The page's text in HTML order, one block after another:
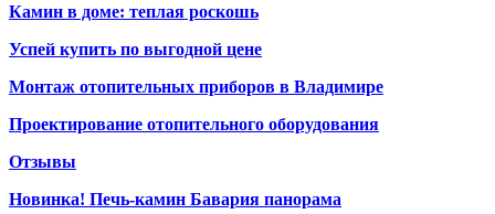
Камин в доме: теплая роскошь
Успей купить по выгодной цене
Монтаж отопительных приборов в Владимире
Проектирование отопительного оборудования
Отзывы
Новинка! Печь-камин Бавария панорама